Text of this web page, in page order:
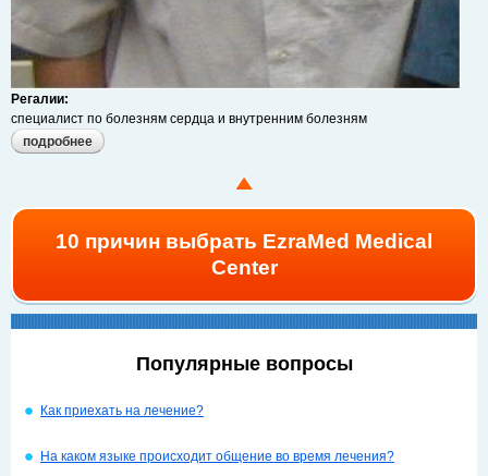
Регалии:
специалист по болезням сердца и внутренним болезням
подробнее о давид лурия
10 причин выбрать EzraMed Medical
Center
Популярные вопросы
Как приехать на лечение?
На каком языке происходит общение во время лечения?